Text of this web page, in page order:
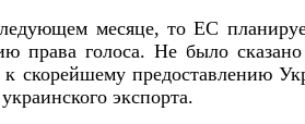
месяце, то ЕС
права голоса. Не было
предоставлению
экспорта.